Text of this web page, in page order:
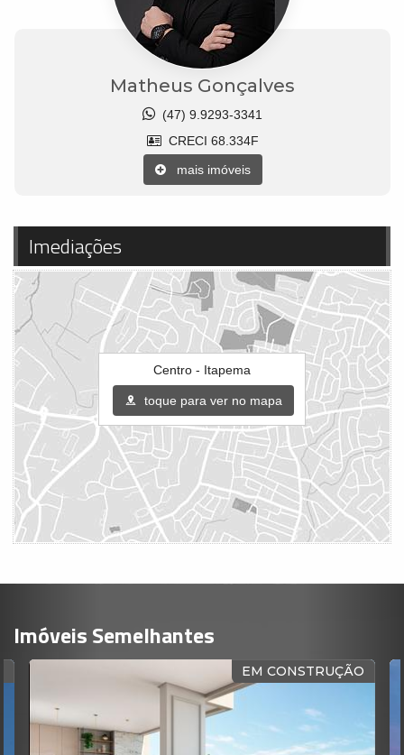
Matheus Gonçalves
(47) 9.9293-3341
CRECI 68.334F
mais imóveis
Imediações
Centro - Itapema
toque para ver no mapa
Imóveis Semelhantes
EM CONSTRUÇÃO